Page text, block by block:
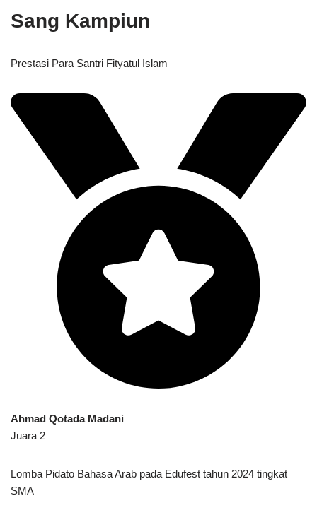
Sang Kampiun
Prestasi Para Santri Fityatul Islam
Ahmad Qotada Madani
Juara 2
Lomba Pidato Bahasa Arab pada Edufest tahun 2024 tingkat
SMA